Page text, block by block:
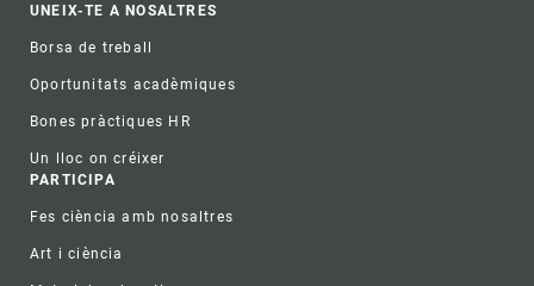
UNEIX-TE A NOSALTRES
Borsa de treball
Oportunitats acadèmiques
Bones pràctiques HR
Un lloc on créixer
PARTICIPA
Fes ciència amb nosaltres
Art i ciència